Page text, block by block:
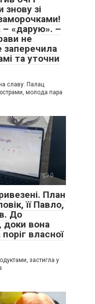
зі
«дарую». –
не
та уточни
славу. Палац
молода пара
0
План
її Павло,
До
доки вона
власної
застигла у